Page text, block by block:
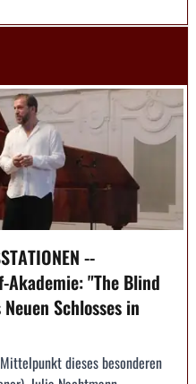
--
"The Blind
Schlosses in
dieses besonderen